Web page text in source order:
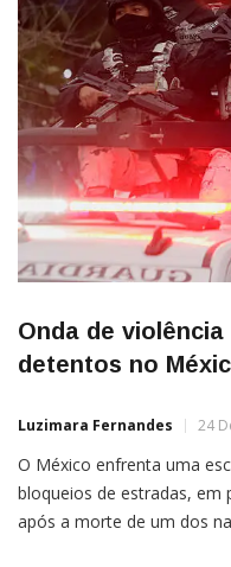
Onda de
detentos no
Luzimara Fernandes 24
O México enfrenta uma
bloqueios de estradas, em
após a morte de um dos